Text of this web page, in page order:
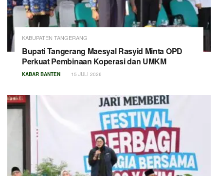
KABUPATEN TANGERANG
Bupati Tangerang Maesyal Rasyid Minta OPD
Perkuat Pembinaan Koperasi dan UMKM
KABAR BANTEN 15 JULI 2026